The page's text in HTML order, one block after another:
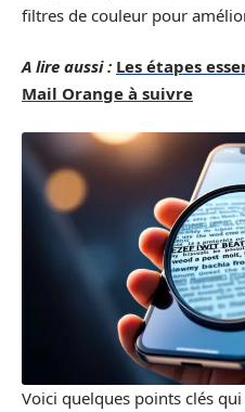
filtres de couleur pour
A lire aussi : Les étapes
Mail Orange à suivre
Voici quelques points clés